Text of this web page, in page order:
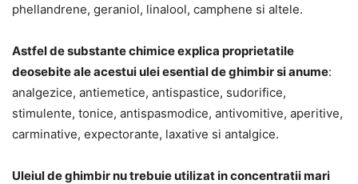
phellandrene, geraniol, linalool, camphene si altele.
Astfel de substante chimice explica proprietatile
deosebite ale acestui ulei esential de ghimbir si anume:
analgezice, antiemetice, antispastice, sudorifice,
stimulente, tonice, antispasmodice, antivomitive, aperitive,
carminative, expectorante, laxative si antalgice.
Uleiul de ghimbir nu trebuie utilizat in concentratii mari